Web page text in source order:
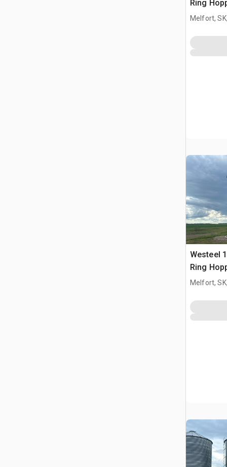
Ring
Melfort,
Westeel
Ring
Melfort,